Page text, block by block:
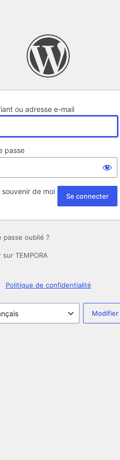
ou adresse e-mail
passe
souvenir de moi
passe oublié ?
TEMPORA
Politique de confidentialité